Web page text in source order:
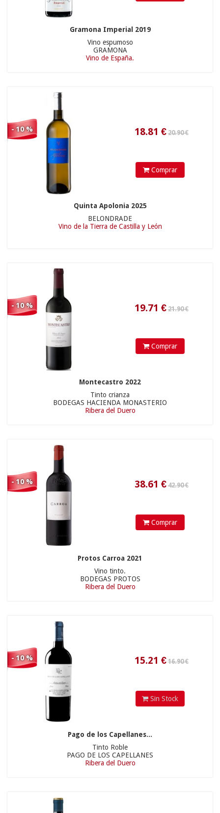
Gramona Imperial 2019
Vino espumoso
GRAMONA
Vino de España.
- 10 %
Comprar
Quinta Apolonia 2025
BELONDRADE
Vino de la Tierra de Castilla y León
- 10 %
Comprar
Montecastro 2022
Tinto crianza
BODEGAS HACIENDA MONASTERIO
Ribera del Duero
- 10 %
Comprar
Protos Carroa 2021
Vino tinto.
BODEGAS PROTOS
Ribera del Duero
- 10 %
16.90 €
Sin Stock
Pago de los Capellanes...
Tinto Roble
PAGO DE LOS CAPELLANES
Ribera del Duero
43.11€
47.90 €